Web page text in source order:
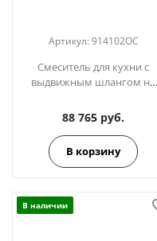
Артикул: 914102OC
Cмеситель для кухни с
выдвижным шлангом на
914102OC золото
88 765 руб.
В корзину
В наличии